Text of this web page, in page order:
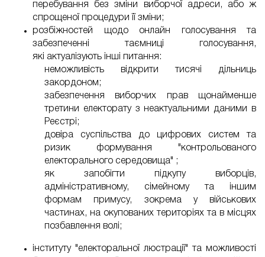
перебування без зміни виборчої адреси, або ж
спрощеної процедури її зміни;
розбіжностей щодо онлайн голосування та
забезпеченні таємниці голосування,
які актуалізують
інші питання:
неможливість відкрити тисячі дільниць
закордоном;
забезпечення виборчих прав щонайменше
третини електорату з неактуальними даними в
Реєстрі;
довіра суспільства до цифрових систем та
ризик формування "контрольованого
електорального середовища" ;
як запобігти підкупу виборців,
адміністративному, сімейному та іншим
формам примусу, зокрема у військових
частинах, на окупованих територіях та в місцях
позбавлення волі;
інституту "електоральної люстрації" та можливості